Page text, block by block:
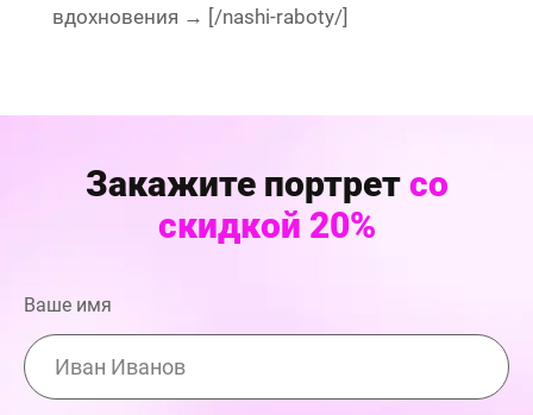
вдохновения → [/nashi-raboty/]
Закажите портрет со
скидкой 20%
Ваше имя